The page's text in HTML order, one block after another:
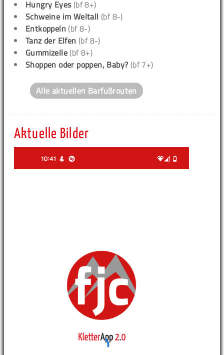
Hungry Eyes(bf 8+)
Schweine im Weltall (bf 8-)
Entkoppeln (bf 8-)
Tanz der Elfen (bf 8-)
Gummizelle (bf 8+)
Shoppen oder poppen, Baby? (bf 7+)
Alle aktuellen Barfußrouten
Aktuelle Bilder